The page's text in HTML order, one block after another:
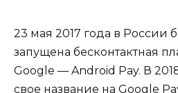
23 мая 2017 года в России
запущена бесконтактная
Google — Android Pay. В
свое название на Google